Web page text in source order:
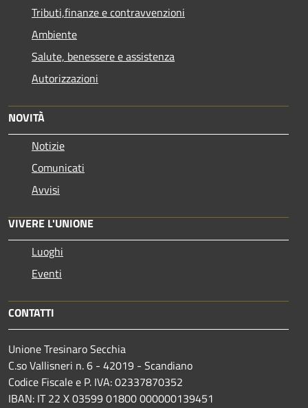
Tributi,finanze e contravvenzioni
Ambiente
Salute, benessere e assistenza
Autorizzazioni
NOVITÀ
Notizie
Comunicati
Avvisi
VIVERE L'UNIONE
Luoghi
Eventi
CONTATTI
Unione Tresinaro Secchia
C.so Vallisneri n. 6 - 42019 - Scandiano
Codice Fiscale e P. IVA: 02337870352
IBAN: IT 22 X 03599 01800 000000139451